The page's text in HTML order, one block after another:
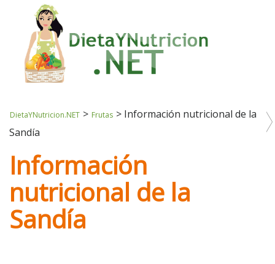
DietaYNutricion.NET > Frutas > Información nutricional de la
Sandía
Información
nutricional de la
Sandía